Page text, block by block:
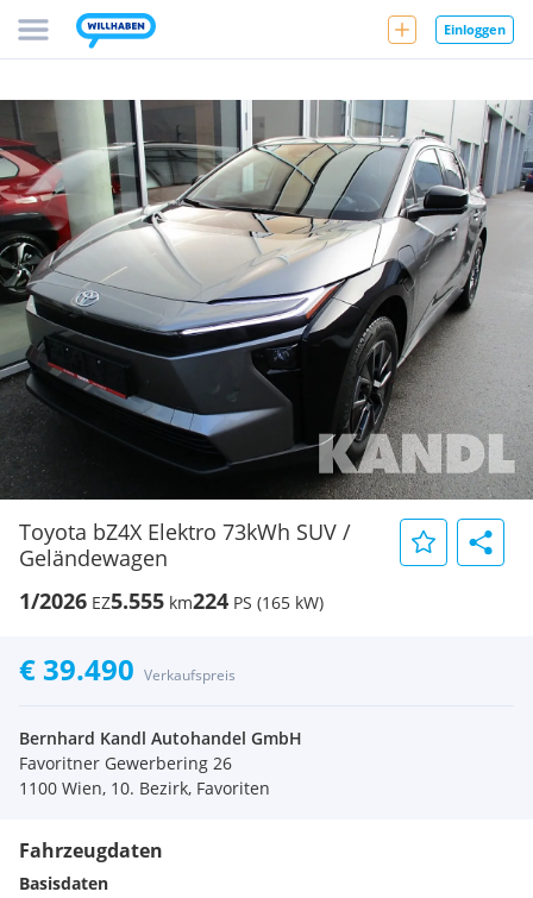
Einloggen
Toyota bZ4X Elektro 73kWh SUV /
Geländewagen
1/2026 EZ5.555 km224 PS (165 kW)
€ 39.490 Verkaufspreis
Bernhard Kandl Autohandel GmbH
Favoritner Gewerbering 26
1100 Wien, 10. Bezirk, Favoriten
Fahrzeugdaten
Basisdaten